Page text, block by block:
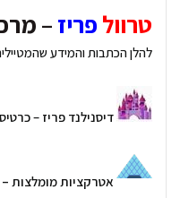
טרוולפריז–
להלן הכתבות והמידע
דיסנילנד פריז –
אטרקציות מומלצות –